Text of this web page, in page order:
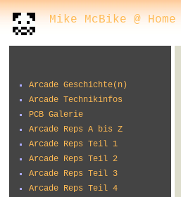
Mike McBike @ Home
Arcade Geschichte(n)
Arcade Technikinfos
PCB Galerie
Arcade Reps A bis Z
Arcade Reps Teil 1
Arcade Reps Teil 2
Arcade Reps Teil 3
Arcade Reps Teil 4